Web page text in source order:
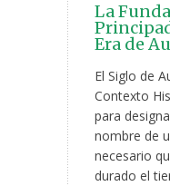
La
Era de
El Siglo de
Contexto
para
nombre de
necesario
durado el